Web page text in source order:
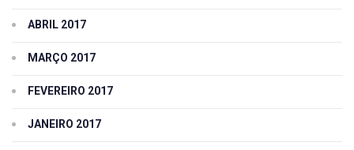
ABRIL 2017
MARÇO 2017
FEVEREIRO 2017
JANEIRO 2017